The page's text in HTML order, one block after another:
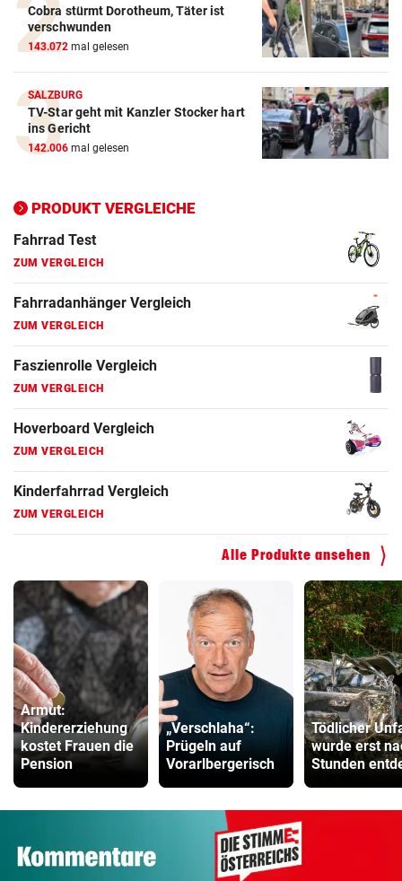
Cobra stürmt Dorotheum, Täter ist
verschwunden
143.072 mal gelesen
SALZBURG
TV-Star geht mit Kanzler Stocker hart
ins Gericht
142.006 mal gelesen
PRODUKT VERGLEICHE
ZUM VERGLEICH
E-Bike Vergleich
ZUM VERGLEICH
Elektro-Scooter Vergleich
ZUM VERGLEICH
ZUM VERGLEICH
Fahrrad Test
ZUM VERGLEICH
Fahrradanhänger Vergleich
ZUM VERGLEICH
Faszienrolle Vergleich
ZUM VERGLEICH
Hoverboard Vergleich
ZUM VERGLEICH
Kinderfahrrad Vergleich
ZUM VERGLEICH
Alle Produkte ansehen
Armut:
Kindererziehung
kostet Frauen die
Pension
„Verschlaha“:
Prügeln auf
Vorarlbergerisch
Tödlicher
wurde erst
Stunden